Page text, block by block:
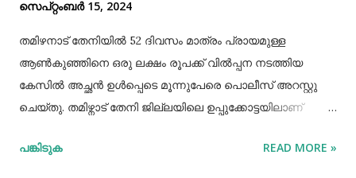
സെപ്റ്റംബർ 15, 2024
തമിഴനാട് തേനിയില്‍ 52 ദിവസം മാത്രം പ്രായമുള്ള
ആണ്‍കുഞ്ഞിനെ ഒരു ലക്ഷം രൂപക്ക് വില്‍പ്പന നടത്തിയ
കേസില്‍ അച്ഛൻ ഉള്‍പ്പെടെ മൂന്നുപേരെ പൊലീസ് അറസ്റ്റു
ചെയ്തു. തമിഴ്നാട് തേനി ജില്ലയിലെ ഉപ്പുക്കോട്ടയിലാണ്
സ്വദേശികളായ ദമ്ബതികളുമാണ് അറസ്റ്റിലായത്. തേനി
പങ്കിടുക READ MORE »